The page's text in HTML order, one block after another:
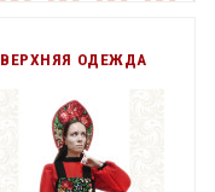
ВЕРХНЯЯ ОДЕЖДА